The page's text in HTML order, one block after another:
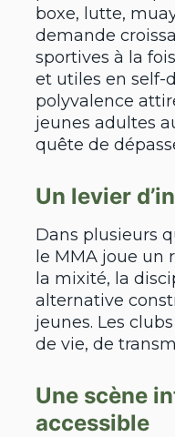
boxe, lutte,
demande
sportives à la
et utiles en self-
polyvalence
jeunes adultes
quête de
Un levier
Dans plusieurs
le MMA joue un
la mixité, la
alternative
jeunes. Les
de vie, de
Une scène
accessible